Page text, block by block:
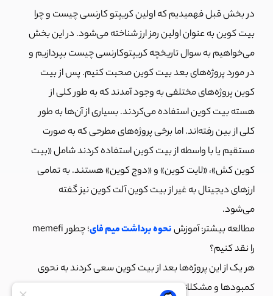
در بخش قبل فهمیدیم که اولین کریپتو کارنسی چیست و چرا
بیت کوین به عنوان اولین رمز ارز شناخته می‌شود. در این بخش
می‌خواهیم به سوال تاریخچه کریپتوکارنسی چیست بپردازیم و
در مورد پروژه‌های بعد بیت کوین صحبت کنیم. پس از بیت
کوین پروژه‌های مختلفی به وجود آمدند که به طور کلی از
هسته بیت کوین استفاده می‌کردند. بسیاری از آن‌ها به طور
کلی از بین رفته‌اند. اما برخی پروژه‌های مطرحی که به صورت
مستقیم یا با واسطه از بیت کوین استفاده کردند شامل «بیت
کوین کش»، «لایت کوین» و «دوج کوین» هستند. به تمامی
ارزهای دیجیتال به غیر از بیت کوین آلت کوین نیز گفته
می‌شود.
مطالعه بیشتر: آموزشنحوه برداشت میم فای
؛ چطور memefi
را نقد کنیم؟
هر یک از این پروژه‌‌ها بعد از بیت کوین سعی کردند به نحوی
کمبودها و مشکلاتی که در این پروژه حس می‌شد وجود دارد را